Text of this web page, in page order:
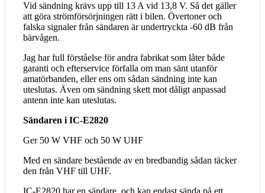
Vid sändning krävs upp till 13 A vid 13,8 V. Så det gäller
att göra strömförsörjningen rätt i bilen. Övertoner och
falska signaler från sändaren är undertryckta -60 dB från
bärvågen.
Jag har full förståelse för andra fabrikat som låter både
garanti och efterservice förfalla om man sänt utanför
amatörbanden, eller ens om sådan sändning inte kan
uteslutas. Även om sändning skett mot dåligt anpassad
antenn inte kan uteslutas.
Sändaren i IC-E2820
Ger 50 W VHF och 50 W UHF
Med en sändare bestående av en bredbandig sådan täcker
den från VHF till UHF.